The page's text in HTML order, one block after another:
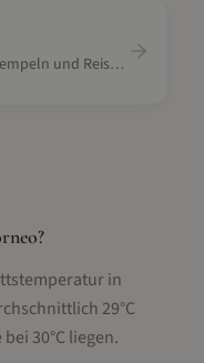
Tropisches Paradies mit Tempeln und Reisterrassen
in
29°C
30°C liegen.